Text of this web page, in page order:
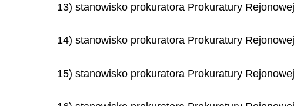
13) stanowisko prokuratora Prokuratury
14) stanowisko prokuratora Prokuratury
15) stanowisko prokuratora Prokuratury